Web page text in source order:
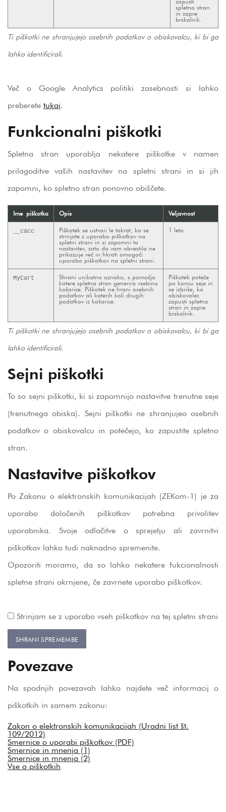
spletno stran
in zapre
brskalnik.
Ti piškotki ne shranjujejo osebnih podatkov o obiskovalcu, ki bi ga
lahko identificirali.
Več o Google Analytics politiki zasebnosti si lahko
preberete tukaj.
Funkcionalni piškotki
Spletna stran uporablja nekatere piškotke v namen
prilagoditve vaših nastavitev na spletni strani in si jih
zapomni, ko spletno stran ponovno obiščete.
Ime piškotka Opis Veljavnost
__cacc
Piškotek se ustvari le takrat, ko se
strinjate z uporabo piškotkov na
spletni strani in si zapomni to
nastavitev, zato da vam obvestila ne
prikazuje več in hkrati omogoči
uporabo piškotkov na spletni strani.
1 leto
MyCart
Shrani unikatno oznako, s pomočjo
katere spletna stran generira vsebino
košarice. Piškotek ne hrani osebnih
podatkov ali katerih koli drugih
podatkov iz košarice.
Piškotek poteče
po koncu seje in
se izbriše, ko
obiskovalec
zapusti spletno
stran in zapre
brskalnik.
Ti piškotki ne shranjujejo osebnih podatkov o obiskovalcu, ki bi ga
lahko identificirali.
Sejni piškotki
To so sejni piškotki, ki si zapomnijo nastavitve trenutne seje
(trenutnega obiska). Sejni piškotki ne shranjujeo osebnih
podatkov o obiskovalcu in potečejo, ko zapustite spletno
stran.
Nastavitve piškotkov
Po Zakonu o elektronskih komunikacijah (ZEKom-1) je za
uporabo določenih piškotkov potrebna privolitev
uporabnika. Svoje odločitve o sprejetju ali zavrnitvi
piškotkov lahko tudi naknadno spremenite.
Opozoriti moramo, da so lahko nekatere fukcionalnosti
spletne strani okrnjene, če zavrnete uporabo piškotkov.
Strinjam se z uporabo vseh piškotkov na tej spletni strani
Povezave
Na spodnjih povezavah lahko najdete več informacij o
piškotkih in samem zakonu:
Zakon o elektronskih komunikacijah (Uradni list št.
109/2012)
Smernice o uporabi piškotkov (PDF)
Smernice in mnenja (1)
Smernice in mnenja (2)
Vse o piškotkih